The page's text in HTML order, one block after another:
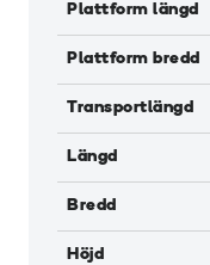
Plattform längd
Plattform bredd
Transportlängd
Längd
Bredd
Höjd